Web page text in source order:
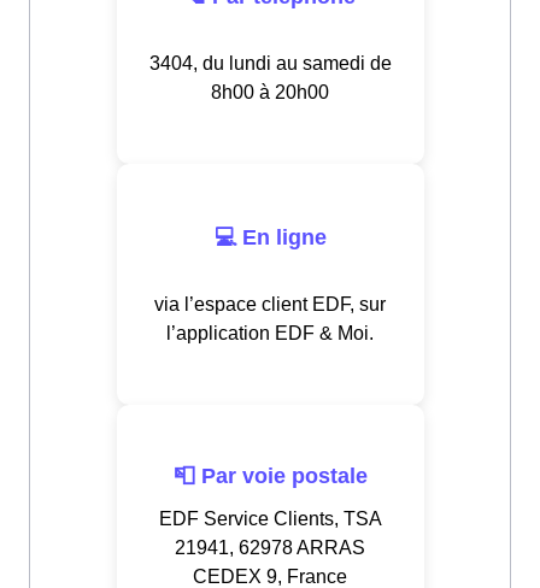
3404, du lundi au samedi de
8h00 à 20h00
💻 En ligne
via l’espace client EDF, sur
l’application EDF & Moi.
📮 Par voie postale
EDF Service Clients, TSA
21941, 62978 ARRAS
CEDEX 9, France